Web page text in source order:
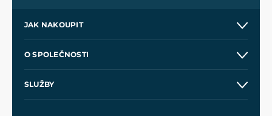
JAK NAKOUPIT
Velkoobchod
O SPOLEČNOSTI
SLUŽBY